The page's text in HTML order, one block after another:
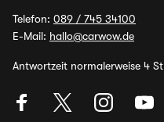
Telefon: 089 / 745 34100
E-Mail: hallo@carwow.de
Antwortzeit normalerweise 4